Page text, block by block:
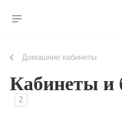
Домашние кабинеты
Кабинеты и
2